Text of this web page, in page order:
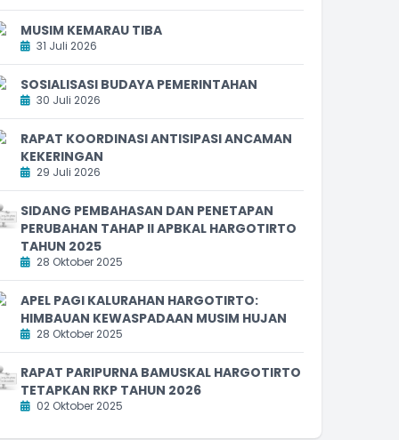
MUSIM KEMARAU TIBA
31 Juli 2026
SOSIALISASI BUDAYA PEMERINTAHAN
30 Juli 2026
RAPAT KOORDINASI ANTISIPASI ANCAMAN
KEKERINGAN
29 Juli 2026
SIDANG PEMBAHASAN DAN PENETAPAN
PERUBAHAN TAHAP II APBKAL HARGOTIRTO
TAHUN 2025
28 Oktober 2025
APEL PAGI KALURAHAN HARGOTIRTO:
HIMBAUAN KEWASPADAAN MUSIM HUJAN
28 Oktober 2025
RAPAT PARIPURNA BAMUSKAL HARGOTIRTO
TETAPKAN RKP TAHUN 2026
02 Oktober 2025